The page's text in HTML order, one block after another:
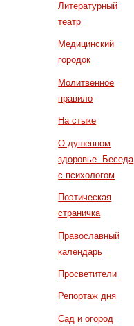
Литературный
театр
Медицинский
городок
Молитвенное
правило
На стыке
О душевном
здоровье. Беседа
с психологом
Поэтическая
страничка
Православный
календарь
Просветители
Репортаж дня
Сад и огород